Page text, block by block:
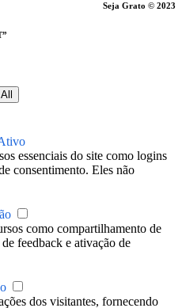
Seja Grato © 2023
essenciais do site como logins
consentimento. Eles não
como compartilhamento de
feedback e ativação de
dos visitantes, fornecendo